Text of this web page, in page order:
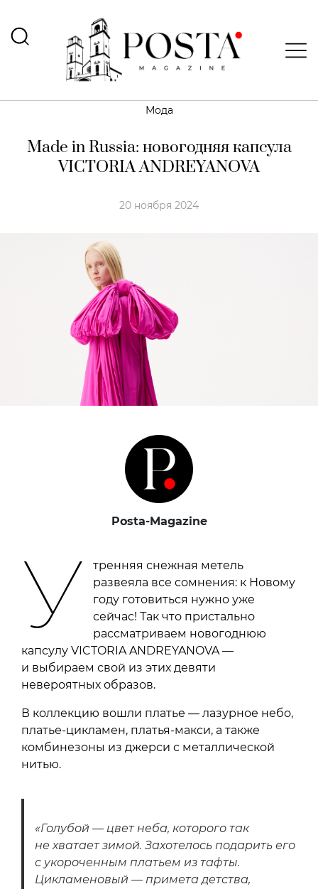
Мода
Made in Russia: новогодняя капсула
VICTORIA ANDREYANOVA
20 ноября 2024
Posta-Magazine
У
тренняя снежная метель
развеяла все сомнения: к Новому
году готовиться нужно уже
сейчас! Так что пристально
рассматриваем новогоднюю
капсулу VICTORIA ANDREYANOVA —
и выбираем свой из этих девяти
невероятных образов.
В коллекцию вошли платье — лазурное небо,
платье-цикламен, платья-макси, а также
комбинезоны из джерси с металлической
нитью.
«Голубой — цвет неба, которого так
не хватает зимой. Захотелось подарить его
с укороченным платьем из тафты.
Цикламеновый — примета детства,